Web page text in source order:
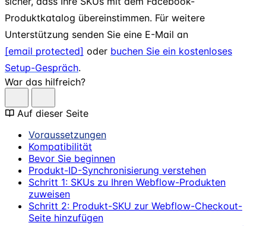
Produktkatalog übereinstimmen. Für weitere
Unterstützung senden Sie eine E-Mail an
[email protected] oder buchen Sie ein kostenloses
Setup-Gespräch.
War das hilfreich?
Auf dieser Seite
Voraussetzungen
Kompatibilität
Bevor Sie beginnen
Produkt-ID-Synchronisierung verstehen
Schritt 1: SKUs zu Ihren Webflow-Produkten
zuweisen
Schritt 2: Produkt-SKU zur Webflow-Checkout-
Seite hinzufügen